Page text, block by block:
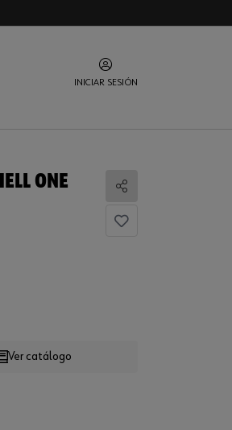
INICIAR SESIÓN
ONE
Compartir
Ver catálogo